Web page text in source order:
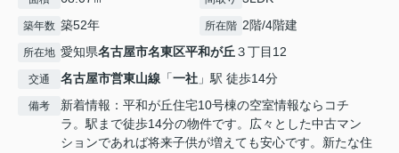
築年数 築52年 所在階 2階/4階建
所在地 愛知県名古屋市名東区平和が丘 ３丁目12
交通 名古屋市営東山線 「一社 」駅 徒歩14分
備考
新着情報：平和が丘住宅10号棟の空室情報ならコチ
ラ。駅まで徒歩14分の物件です。広々とした中古マン
ションであれば将来子供が増えても安心です。新たな住